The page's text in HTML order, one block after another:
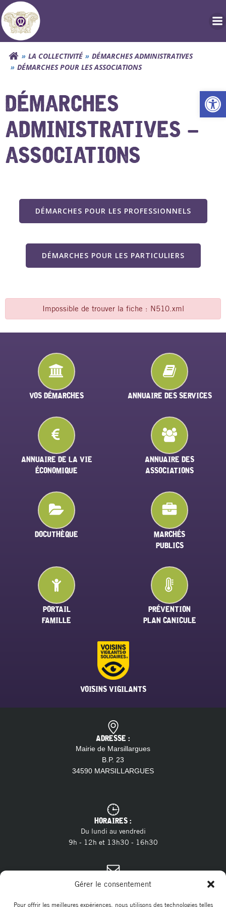
Gérer le consentement
Pour offrir les meilleures expériences, nous utilisons des technologies telles
Aller
au
contenu
LA COLLECTIVITÉ
DÉMARCHES ADMINISTRATIVES
DÉMARCHES POUR LES ASSOCIATIONS
DÉMARCHES
ADMINISTRATIVES –
ASSOCIATIONS
DÉMARCHES POUR LES PROFESSIONNELS
DÉMARCHES POUR LES PARTICULIERS
Impossible de trouver la fiche : N510.xml
VOS DÉMARCHES ANNUAIRE DES SERVICES
ANNUAIRE DE LA VIE
ÉCONOMIQUE
ANNUAIRE DES
ASSOCIATIONS
DOCUTHÈQUE
MARCHÉS
PUBLICS
PORTAIL
FAMILLE
PRÉVENTION
PLAN CANICULE
VOISINS VIGILANTS
ADRESSE :
Mairie de Marsillargues
B.P. 23
34590 MARSILLARGUES
HORAIRES :
Du lundi au vendredi
9h - 12h et 13h30 - 16h30
CONTACT :
E-mail :contact@marsillargues.fr